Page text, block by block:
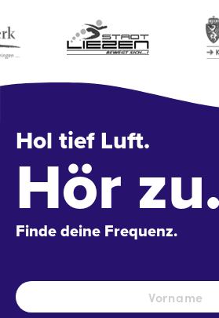
Hol tief Luft.
Hör zu.
Finde deine Frequenz.
Name *